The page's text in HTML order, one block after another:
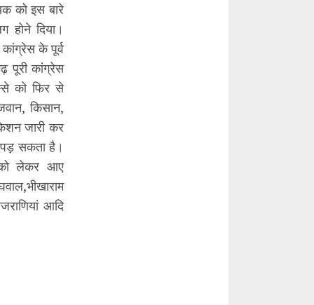
को इस बारे
होने दिया।
के पूर्व
पूरी कांग्रेस
को फिर से
किसान,
जारी कर
पड़ सकता है।
को लेकर आए
आदि